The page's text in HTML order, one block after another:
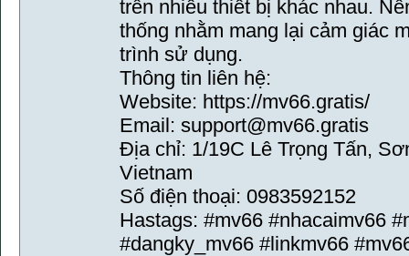
trên nhiều thiết bị khác nhau.
thống nhằm mang lại cảm giác
trình sử dụng.
Thông tin liên hệ:
Website: https://mv66.gratis/
Email: support@mv66.gratis
Địa chỉ: 1/19C Lê Trọng Tấn,
Vietnam
Số điện thoại: 0983592152
Hastags: #mv66 #nhacaimv66
#dangky_mv66 #linkmv66